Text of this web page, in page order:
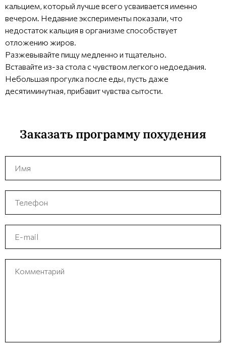
кальцием, который лучше всего усваивается именно
вечером. Недавние эксперименты показали, что
недостаток кальция в организме способствует
отложению жиров.
Разжевывайте пищу медленно и тщательно.
Вставайте из-за стола с чувством легкого недоедания.
Небольшая прогулка после еды, пусть даже
десятиминутная, прибавит чувства сытости.
Заказать программу похудения